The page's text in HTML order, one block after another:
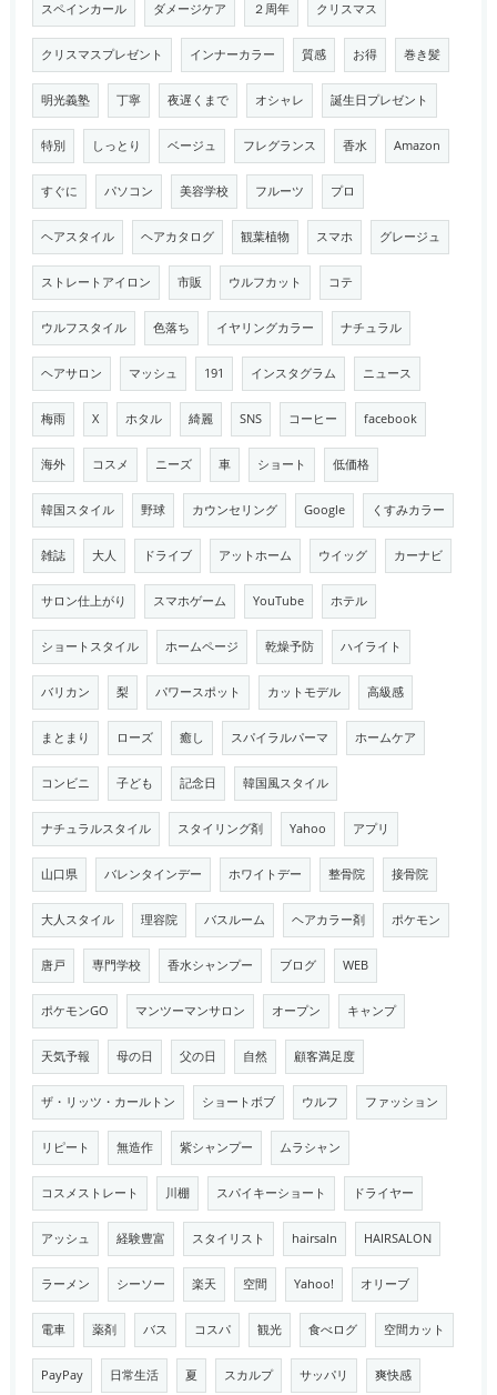
スペインカール ダメージケア ２周年 クリスマス
クリスマスプレゼント インナーカラー 質感 お得 巻き髪
明光義塾 丁寧 夜遅くまで オシャレ 誕生日プレゼント
特別 しっとり ベージュ フレグランス 香水 Amazon
すぐに パソコン 美容学校 フルーツ プロ
ヘアスタイル ヘアカタログ 観葉植物 スマホ グレージュ
ストレートアイロン 市販 ウルフカット コテ
ウルフスタイル 色落ち イヤリングカラー ナチュラル
ヘアサロン マッシュ 191 インスタグラム ニュース
梅雨 X ホタル 綺麗 SNS コーヒー facebook
海外 コスメ ニーズ 車 ショート 低価格
韓国スタイル 野球 カウンセリング Google くすみカラー
雑誌 大人 ドライブ アットホーム ウイッグ カーナビ
サロン仕上がり スマホゲーム YouTube ホテル
ショートスタイル ホームページ 乾燥予防 ハイライト
バリカン 梨 パワースポット カットモデル 高級感
まとまり ローズ 癒し スパイラルパーマ ホームケア
コンビニ 子ども 記念日 韓国風スタイル
ナチュラルスタイル スタイリング剤 Yahoo アプリ
山口県 バレンタインデー ホワイトデー 整骨院 接骨院
大人スタイル 理容院 バスルーム ヘアカラー剤 ポケモン
唐戸 専門学校 香水シャンプー ブログ WEB
ポケモンGO マンツーマンサロン オープン キャンプ
天気予報 母の日 父の日 自然 顧客満足度
ザ・リッツ・カールトン ショートボブ ウルフ ファッション
リピート 無造作 紫シャンプー ムラシャン
コスメストレート 川棚 スパイキーショート ドライヤー
アッシュ 経験豊富 スタイリスト hairsaln HAIRSALON
ラーメン シーソー 楽天 空間 Yahoo! オリーブ
電車 薬剤 バス コスパ 観光 食べログ 空間カット
PayPay 日常生活 夏 スカルプ サッパリ 爽快感